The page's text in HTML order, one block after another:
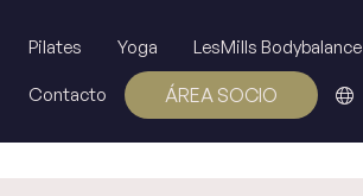
Pilates Yoga LesMills Bodybalance
Contacto ÁREA SOCIO